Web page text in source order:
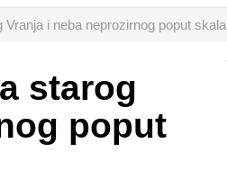
i neba neprozirnog poput skala
starog
poput